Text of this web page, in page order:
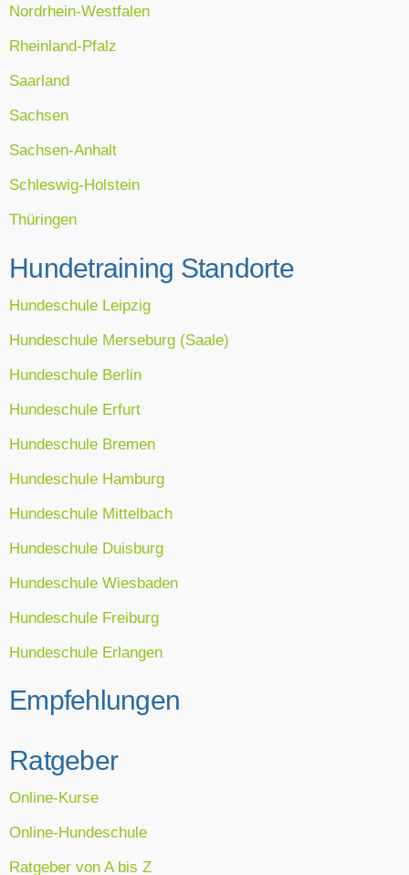
Nordrhein-Westfalen
Rheinland-Pfalz
Saarland
Sachsen
Sachsen-Anhalt
Schleswig-Holstein
Thüringen
Hundetraining Standorte
Hundeschule Leipzig
Hundeschule Merseburg (Saale)
Hundeschule Berlin
Hundeschule Erfurt
Hundeschule Bremen
Hundeschule Hamburg
Hundeschule Mittelbach
Hundeschule Duisburg
Hundeschule Wiesbaden
Hundeschule Freiburg
Hundeschule Erlangen
Empfehlungen
Ratgeber
Online-Kurse
Online-Hundeschule
Ratgeber von A bis Z